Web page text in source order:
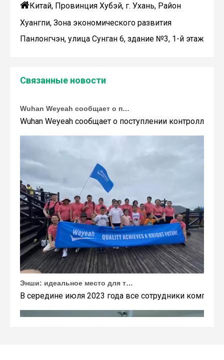
Китай, Провинция Хубэй, г. Ухань, Район
Хуангпи, Зона экономического развития
Панлонгчэн, улица Сунган 6, здание №3, 1-й этаж
Связанные новости
Wuhan Weyeah сообщает о поступлении
В середине июля 2023 года все сотрудники